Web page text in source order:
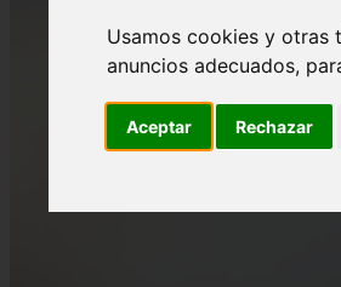
Usamos cookies y otras
anuncios adecuados,
Aceptar Rechazar